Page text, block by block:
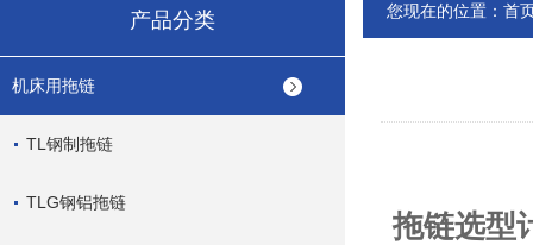
产品分类
机床用拖链
TL钢制拖链
TLG钢铝拖链
您现在的位置： 首
拖链选型